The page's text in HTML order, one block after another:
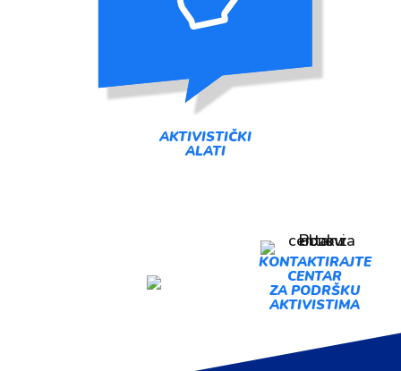
AKTIVISTIČKI
ALATI
AKCIJU
KONTAKTIRAJTE
CENTAR
ZA PODRŠKU
AKTIVISTIMA